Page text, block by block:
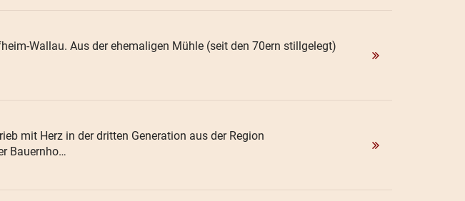
Wallau. Aus der ehemaligen Mühle (seit den 70ern stillgelegt)
mit Herz in der dritten Generation aus der Region
Bauernho…